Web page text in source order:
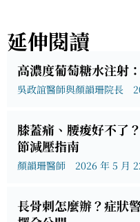
延伸閱讀
高濃度葡萄糖水注射
吳政誼醫師與顏韻珊院長
膝蓋痛、腰痠好不了
節減壓指南
顏韻珊醫師 2026 年 5 月
長骨刺怎麼辦？症狀